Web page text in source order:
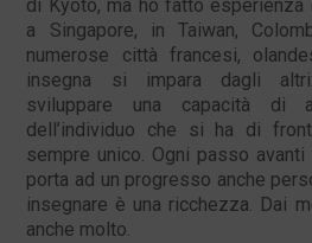
di Kyoto, ma ho fatto esperienza
a Singapore, in Taiwan,
numerose città francesi,
insegna si impara dagli
sviluppare una capacità di
dell’individuo che si ha di
sempre unico. Ogni passo
porta ad un progresso anche
insegnare è una ricchezza. Dai
anche molto.